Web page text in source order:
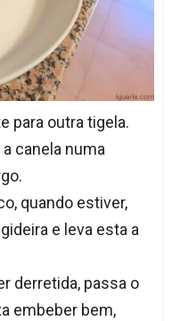
para outra tigela.
canela numa
quando estiver,
e leva esta a
derretida, passa o
embeber bem,